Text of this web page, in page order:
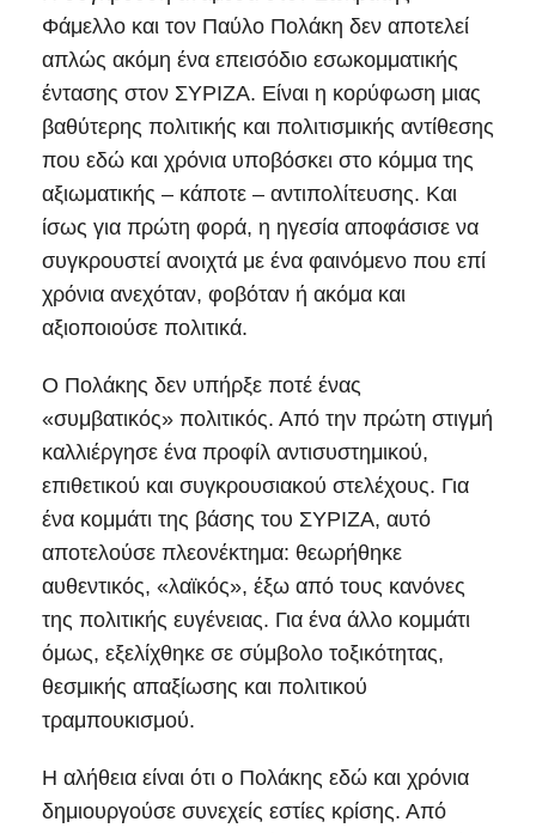
Φάμελλο και τον Παύλο Πολάκη δεν αποτελεί
απλώς ακόμη ένα επεισόδιο εσωκομματικής
έντασης στον ΣΥΡΙΖΑ. Είναι η κορύφωση μιας
βαθύτερης πολιτικής και πολιτισμικής αντίθεσης
που εδώ και χρόνια υποβόσκει στο κόμμα της
αξιωματικής – κάποτε – αντιπολίτευσης. Και
ίσως για πρώτη φορά, η ηγεσία αποφάσισε να
συγκρουστεί ανοιχτά με ένα φαινόμενο που επί
χρόνια ανεχόταν, φοβόταν ή ακόμα και
αξιοποιούσε πολιτικά.
Ο Πολάκης δεν υπήρξε ποτέ ένας
«συμβατικός» πολιτικός. Από την πρώτη στιγμή
καλλιέργησε ένα προφίλ αντισυστημικού,
επιθετικού και συγκρουσιακού στελέχους. Για
ένα κομμάτι της βάσης του ΣΥΡΙΖΑ, αυτό
αποτελούσε πλεονέκτημα: θεωρήθηκε
αυθεντικός, «λαϊκός», έξω από τους κανόνες
της πολιτικής ευγένειας. Για ένα άλλο κομμάτι
όμως, εξελίχθηκε σε σύμβολο τοξικότητας,
θεσμικής απαξίωσης και πολιτικού
τραμπουκισμού.
Η αλήθεια είναι ότι ο Πολάκης εδώ και χρόνια
δημιουργούσε συνεχείς εστίες κρίσης. Από